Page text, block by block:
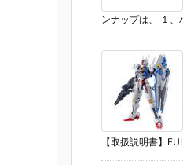
ンナップは、 １、
【取扱説明書】